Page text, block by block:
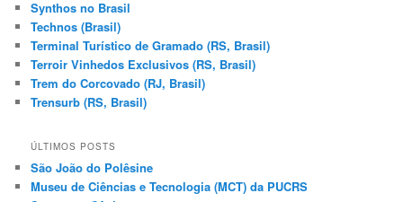
Synthos no Brasil
Technos (Brasil)
Terminal Turístico de Gramado (RS, Brasil)
Terroir Vinhedos Exclusivos (RS, Brasil)
Trem do Corcovado (RJ, Brasil)
Trensurb (RS, Brasil)
ÚLTIMOS POSTS
São João do Polêsine
Museu de Ciências e Tecnologia (MCT) da PUCRS